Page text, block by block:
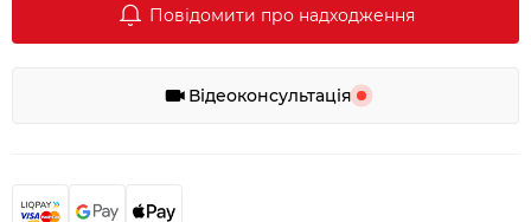
Повідомити про надходження
Відеоконсультація